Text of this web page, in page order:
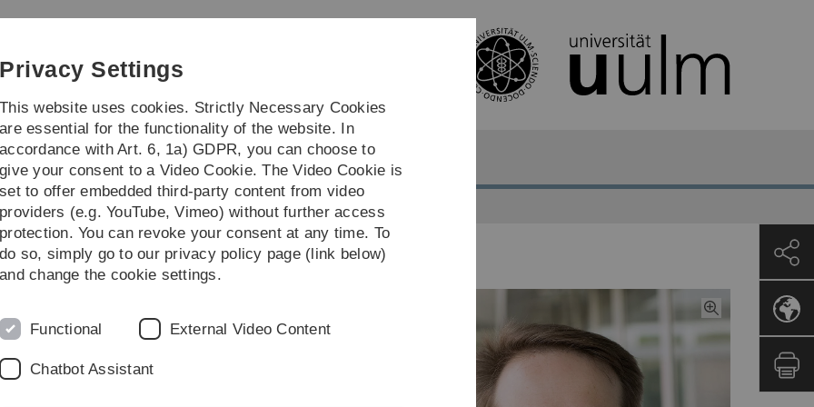
Skip
Skip
Skip
Skip
Transfer
Scholar“ ausgezeichnet -
Quantenmechanische
DatenbankanbieterScholarGPS
der hohe Einfluss in seinem
Privacy Settings
This website uses cookies. Strictly Necessary Cookies
are essential for the functionality of the website. In
accordance with Art. 6, 1a) GDPR, you can choose to
give your consent to a Video Cookie. The Video Cookie is
set to offer embedded third-party content from video
providers (e.g. YouTube, Vimeo) without further access
protection. You can revoke your consent at any time. To
do so, simply go to our privacy policy page (link below)
and change the cookie settings.
Functional External Video Content
Chatbot Assistant